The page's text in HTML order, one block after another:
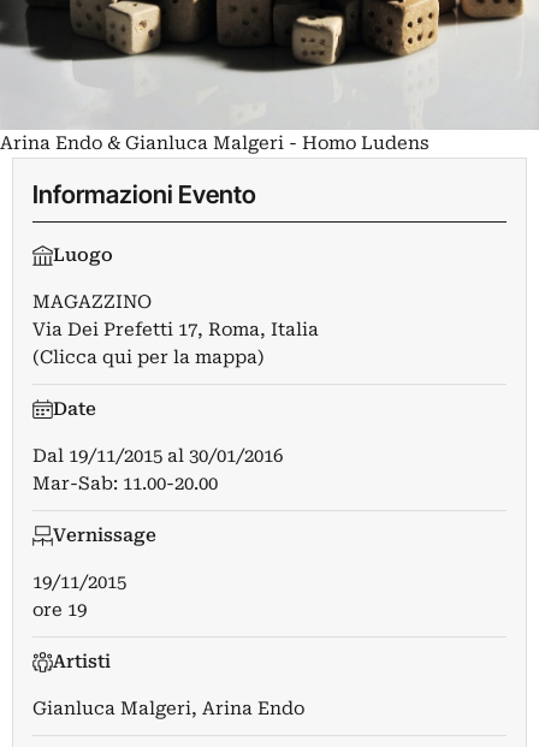
Arina Endo & Gianluca Malgeri - Homo Ludens
Informazioni Evento
Luogo
MAGAZZINO
Via Dei Prefetti 17, Roma, Italia
(Clicca qui per la mappa)
Date
Dal 19/11/2015 al 30/01/2016
Mar-Sab: 11.00-20.00
Vernissage
19/11/2015
ore 19
Artisti
Gianluca Malgeri, Arina Endo